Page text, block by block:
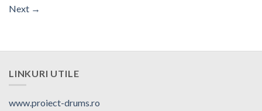
Next →
LINKURI UTILE
www.proiect-drums.ro